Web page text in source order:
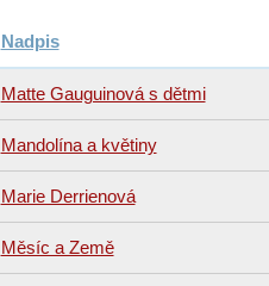
Nadpis
Matte Gauguinová s dětmi
Mandolína a květiny
Marie Derrienová
Měsíc a Země